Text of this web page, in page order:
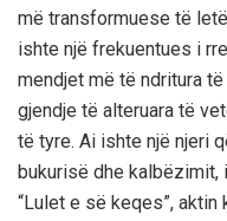
më transformuese të
ishte një frekuentues i
mendjet më të ndritura
gjendje të alteruara të
të tyre. Ai ishte një njeri
bukurisë dhe kalbëzimit,
“Lulet e së keqes”,